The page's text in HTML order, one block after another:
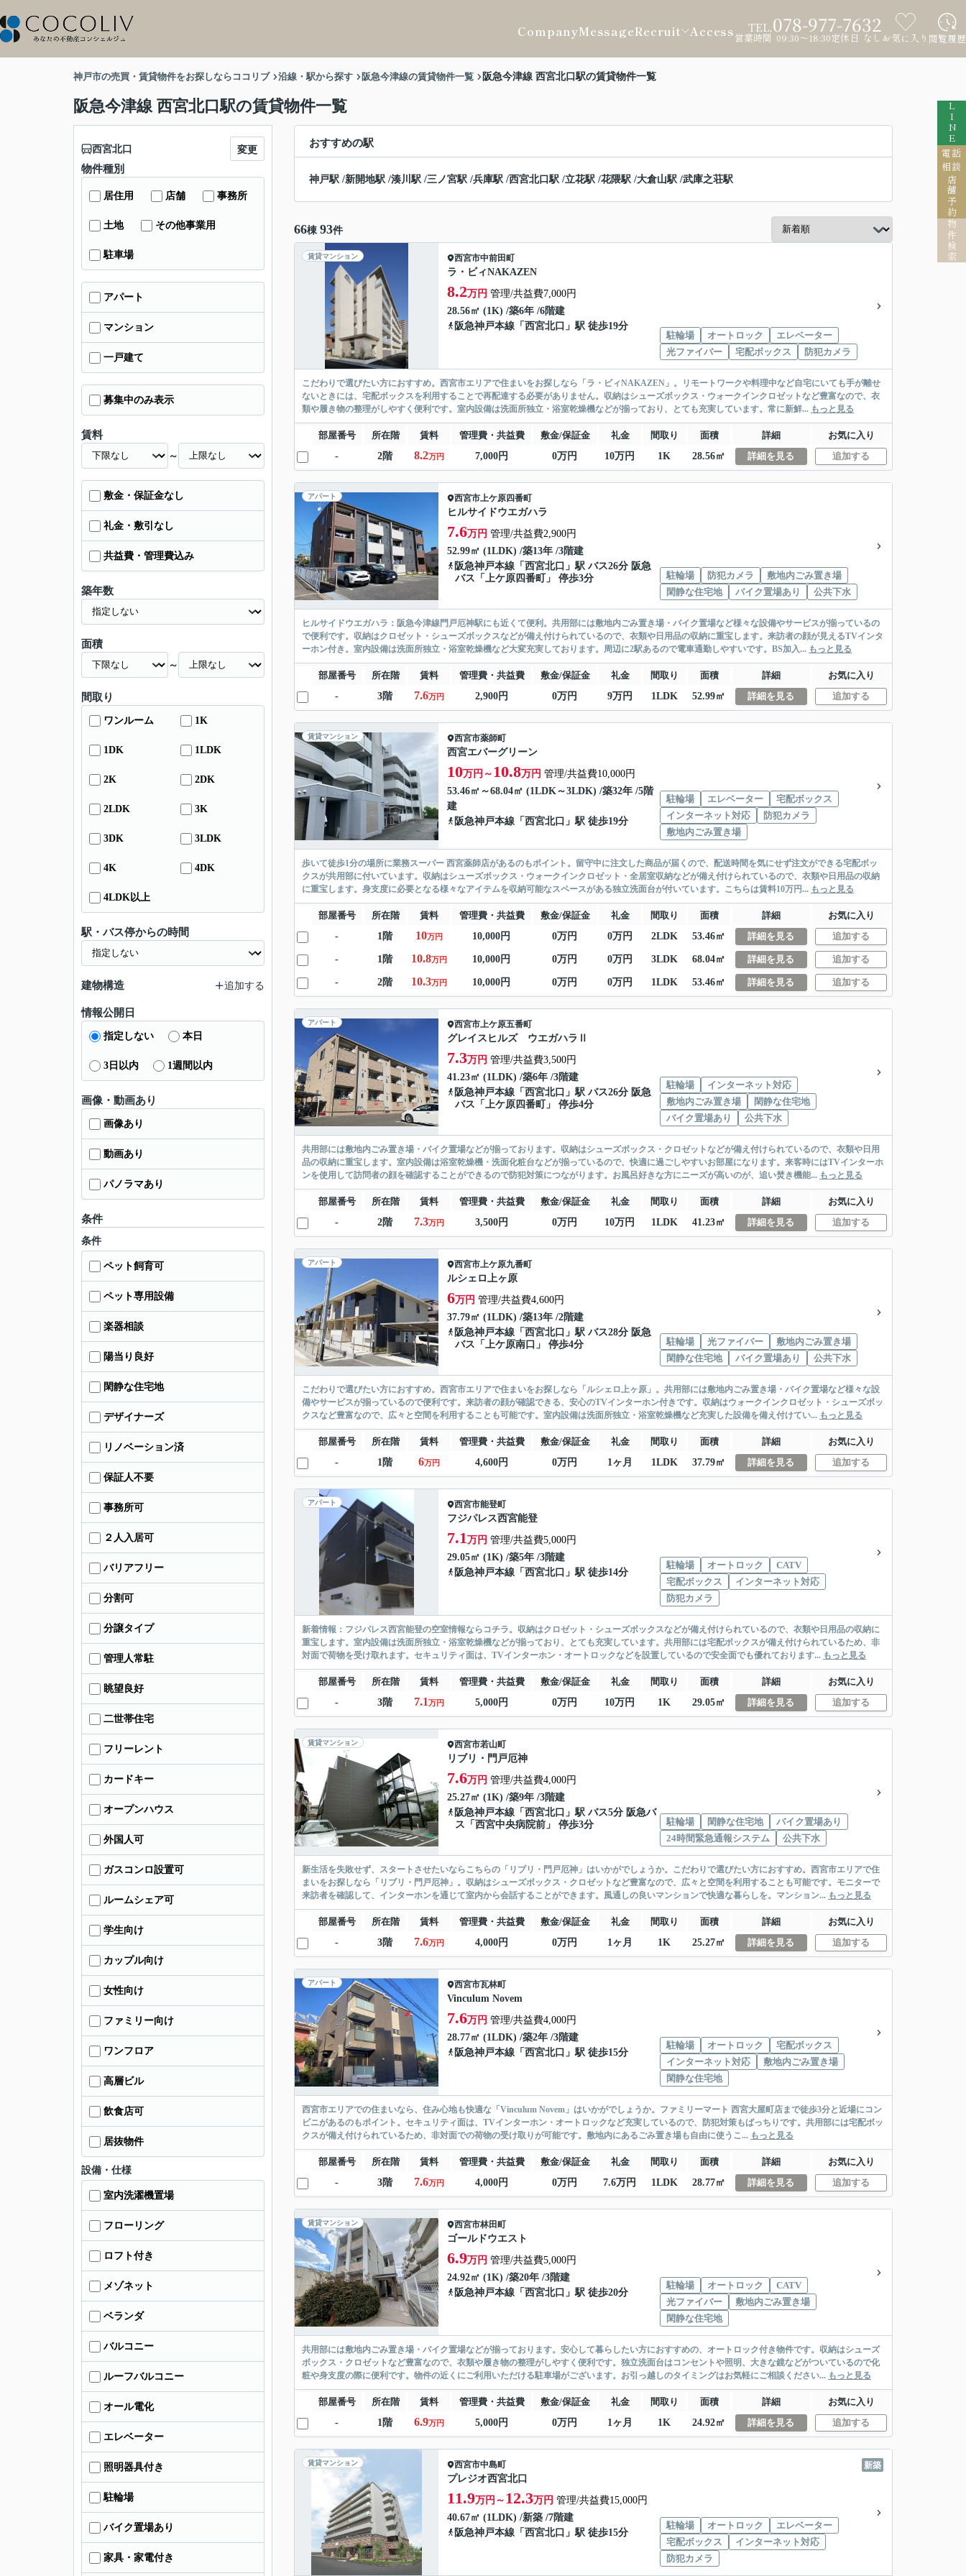
CompanyMessageRecruit Access TEL.078-977-7632
営業時間 09:30～18:30定休日 なし お気に入り 閲覧履歴
LINE
電話
相談
店舗予約
物件検索
神戸市の売買・賃貸物件をお探しならココリブ 沿線・駅から探す 阪急今津線の賃貸物件一覧 阪急今津線 西宮北口駅の賃貸物件一覧
阪急今津線 西宮北口駅の賃貸物件一覧
おすすめの駅
神戸駅 /新開地駅 /湊川駅 /三ノ宮駅 /兵庫駅 /西宮北口駅 /立花駅 /花隈駅 /大倉山駅 /武庫之荘駅
66棟 93件
賃貸マンション 西宮市中前田町
ラ・ビィNAKAZEN
8.2万円 管理/共益費7,000円
28.56㎡ (1K) /築6年 /6階建
阪急神戸本線 「 西宮北口 」駅 徒歩19分
駐輪場
オートロック
エレベーター
光ファイバー
宅配ボックス 防犯カメラ
こだわりで選びたい方におすすめ。西宮市エリアで住まいをお探しなら「ラ・ビィNAKAZEN」。リモートワークや料理中など自宅にいても手が離せ
ないときには、宅配ボックスを利用することで再配達する必要がありません。収納はシューズボックス・ウォークインクロゼットなど豊富なので、衣
類や履き物の整理がしやすく便利です。室内設備は洗面所独立・浴室乾燥機などが揃っており、とても充実しています。常に新鮮... もっと見る
部屋番号 所在階 賃料 管理費・共益費 敷金/保証金 礼金 間取り 面積 詳細
お気に入り
-
2階 8.2万円 7,000円 0万円 10万円 1K 28.56㎡ 詳細を見る 追加する
アパート 西宮市上ケ原四番町
ヒルサイドウエガハラ
7.6万円 管理/共益費2,900円
52.99㎡ (1LDK) /築13年 /3階建
阪急神戸本線 「 西宮北口 」駅 バス26分 阪急
バス「上ケ原四番町」 停歩3分
駐輪場 防犯カメラ
敷地内ごみ置き場
閑静な住宅地
バイク置場あり 公共下水
ヒルサイドウエガハラ：阪急今津線門戸厄神駅にも近くて便利。共用部には敷地内ごみ置き場・バイク置場など様々な設備やサービスが揃っているの
で便利です。収納はクロゼット・シューズボックスなどが備え付けられているので、衣類や日用品の収納に重宝します。来訪者の顔が見えるTVインタ
ーホン付き。室内設備は洗面所独立・浴室乾燥機など大変充実しております。周辺に2駅あるので電車通勤しやすいです。BS加入... もっと見る
部屋番号 所在階 賃料 管理費・共益費 敷金/保証金 礼金 間取り 面積 詳細
お気に入り
-
3階 7.6万円 2,900円 0万円 9万円 1LDK 52.99㎡ 詳細を見る 追加する
賃貸マンション 西宮市薬師町
西宮エバーグリーン
10万円～ 10.8万円 管理/共益費10,000円
53.46㎡～68.04㎡ (1LDK～3LDK) /築32年 /5階
建
阪急神戸本線 「 西宮北口 」駅 徒歩19分
駐輪場 エレベーター
宅配ボックス
インターネット対応
防犯カメラ
敷地内ごみ置き場
歩いて徒歩1分の場所に業務スーパー 西宮薬師店があるのもポイント。留守中に注文した商品が届くので、配送時間を気にせず注文ができる宅配ボッ
クスが共用部に付いています。収納はシューズボックス・ウォークインクロゼット・全居室収納などが備え付けられているので、衣類や日用品の収納
に重宝します。身支度に必要となる様々なアイテムを収納可能なスペースがある独立洗面台が付いています。こちらは賃料10万円... もっと見る
部屋番号 所在階 賃料 管理費・共益費 敷金/保証金 礼金 間取り 面積 詳細
お気に入り
-
1階 10万円 10,000円 0万円 0万円 2LDK 53.46㎡ 詳細を見る 追加する
- 1階 10.8万円 10,000円 0万円 0万円 3LDK 68.04㎡ 詳細を見る 追加する
- 2階 10.3万円 10,000円 0万円 0万円 1LDK 53.46㎡ 詳細を見る 追加する
アパート 西宮市上ケ原五番町
グレイスヒルズ ウエガハラⅡ
7.3万円 管理/共益費3,500円
41.23㎡ (1LDK) /築6年 /3階建
阪急神戸本線 「 西宮北口 」駅 バス26分 阪急
バス「上ケ原四番町」 停歩4分
駐輪場
インターネット対応
敷地内ごみ置き場
閑静な住宅地
バイク置場あり
公共下水
共用部には敷地内ごみ置き場・バイク置場などが揃っております。収納はシューズボックス・クロゼットなどが備え付けられているので、衣類や日用
品の収納に重宝します。室内設備は浴室乾燥機・洗面化粧台などが揃っているので、快適に過ごしやすいお部屋になります。来客時にはTVインターホ
ンを使用して訪問者の顔を確認することができるので防犯対策につながります。お風呂好きな方にニーズが高いのが、追い焚き機能... もっと見る
部屋番号 所在階 賃料 管理費・共益費 敷金/保証金 礼金 間取り 面積 詳細
お気に入り
-
2階 7.3万円 3,500円 0万円 10万円 1LDK 41.23㎡ 詳細を見る 追加する
アパート 西宮市上ケ原九番町
ルシェロ上ヶ原
6万円 管理/共益費4,600円
37.79㎡ (1LDK) /築13年 /2階建
阪急神戸本線 「 西宮北口 」駅 バス28分 阪急
バス「上ケ原南口」 停歩4分
駐輪場 光ファイバー
敷地内ごみ置き場
閑静な住宅地
バイク置場あり 公共下水
こだわりで選びたい方におすすめ。西宮市エリアで住まいをお探しなら「ルシェロ上ヶ原」。共用部には敷地内ごみ置き場・バイク置場など様々な設
備やサービスが揃っているので便利です。来訪者の顔が確認できる、安心のTVインターホン付きです。収納はウォークインクロゼット・シューズボッ
クスなど豊富なので、広々と空間を利用することも可能です。室内設備は洗面所独立・浴室乾燥機など充実した設備を備え付けてい... もっと見る
部屋番号 所在階 賃料 管理費・共益費 敷金/保証金 礼金 間取り 面積 詳細
お気に入り
-
1階 6万円 4,600円 0万円 1ヶ月 1LDK 37.79㎡ 詳細を見る 追加する
アパート 西宮市能登町
フジパレス西宮能登
7.1万円 管理/共益費5,000円
29.05㎡ (1K) /築5年 /3階建
阪急神戸本線 「 西宮北口 」駅 徒歩14分
駐輪場 オートロック
CATV
宅配ボックス
インターネット対応
防犯カメラ
新着情報：フジパレス西宮能登の空室情報ならコチラ。収納はクロゼット・シューズボックスなどが備え付けられているので、衣類や日用品の収納に
重宝します。室内設備は洗面所独立・浴室乾燥機などが揃っており、とても充実しています。共用部には宅配ボックスが備え付けられているため、非
対面で荷物を受け取れます。セキュリティ面は、TVインターホン・オートロックなどを設置しているので安全面でも優れております... もっと見る
部屋番号 所在階 賃料 管理費・共益費 敷金/保証金 礼金 間取り 面積 詳細
お気に入り
-
3階 7.1万円 5,000円 0万円 10万円 1K 29.05㎡ 詳細を見る 追加する
賃貸マンション 西宮市若山町
リブリ・門戸厄神
7.6万円 管理/共益費4,000円
25.27㎡ (1K) /築9年 /3階建
阪急神戸本線 「 西宮北口 」駅 バス5分 阪急バ
ス「西宮中央病院前」 停歩3分
駐輪場 閑静な住宅地
バイク置場あり
24時間緊急通報システム
公共下水
新生活を失敗せず、スタートさせたいならこちらの「リブリ・門戸厄神」はいかがでしょうか。こだわりで選びたい方におすすめ。西宮市エリアで住
まいをお探しなら「リブリ・門戸厄神」。収納はシューズボックス・クロゼットなど豊富なので、広々と空間を利用することも可能です。モニターで
来訪者を確認して、インターホンを通じて室内から会話することができます。風通しの良いマンションで快適な暮らしを。マンション... もっと見る
部屋番号 所在階 賃料 管理費・共益費 敷金/保証金 礼金 間取り 面積 詳細
お気に入り
-
3階 7.6万円 4,000円 0万円 1ヶ月 1K 25.27㎡ 詳細を見る 追加する
アパート 西宮市瓦林町
Vinculum Novem
7.6万円 管理/共益費4,000円
28.77㎡ (1LDK) /築2年 /3階建
阪急神戸本線 「 西宮北口 」駅 徒歩15分
駐輪場 オートロック
宅配ボックス
インターネット対応
敷地内ごみ置き場
閑静な住宅地
西宮市エリアでの住まいなら、住み心地も快適な「Vinculum Novem」はいかがでしょうか。ファミリーマート 西宮大屋町店まで徒歩3分と近場にコン
ビニがあるのもポイント。セキュリティ面は、TVインターホン・オートロックなど充実しているので、防犯対策もばっちりです。共用部には宅配ボッ
クスが備え付けられているため、非対面での荷物の受け取りが可能です。敷地内にあるごみ置き場も自由に使うこ... もっと見る
部屋番号 所在階 賃料 管理費・共益費 敷金/保証金 礼金 間取り 面積 詳細
お気に入り
-
3階 7.6万円 4,000円 0万円 7.6万円 1LDK 28.77㎡ 詳細を見る 追加する
賃貸マンション 西宮市林田町
ゴールドウエスト
6.9万円 管理/共益費5,000円
24.92㎡ (1K) /築20年 /3階建
阪急神戸本線 「 西宮北口 」駅 徒歩20分
駐輪場 オートロック
CATV
光ファイバー
敷地内ごみ置き場
閑静な住宅地
共用部には敷地内ごみ置き場・バイク置場などが揃っております。安心して暮らしたい方におすすめの、オートロック付き物件です。収納はシューズ
ボックス・クロゼットなど豊富なので、衣類や履き物の整理がしやすく便利です。独立洗面台はコンセントや照明、大きな鏡などがついているので化
粧や身支度の際に便利です。物件の近くにご利用いただける駐車場がございます。お引っ越しのタイミングはお気軽にご相談ください... もっと見る
部屋番号 所在階 賃料 管理費・共益費 敷金/保証金 礼金 間取り 面積 詳細
お気に入り
-
1階 6.9万円 5,000円 0万円 1ヶ月 1K 24.92㎡ 詳細を見る 追加する
賃貸マンション 新築
西宮市中島町
プレジオ西宮北口
11.9万円～ 12.3万円 管理/共益費15,000円
40.67㎡ (1LDK) /新築 /7階建
阪急神戸本線 「 西宮北口 」駅 徒歩15分
駐輪場 オートロック
エレベーター
宅配ボックス
インターネット対応
防犯カメラ
西宮北口 変更
物件種別
居住用 店舗 事務所
土地 その他事業用
駐車場
アパート
マンション
一戸建て
募集中のみ表示
賃料
～
敷金・保証金なし
礼金・敷引なし
共益費・管理費込み
築年数
面積
～
間取り
ワンルーム 1K
1DK 1LDK
2K 2DK
2LDK 3K
3DK 3LDK
4K 4DK
4LDK以上
駅・バス停からの時間
建物構造 追加する
情報公開日
指定しない 本日
3日以内 1週間以内
画像・動画あり
画像あり
動画あり
パノラマあり
条件
条件
ペット飼育可
ペット専用設備
楽器相談
陽当り良好
閑静な住宅地
デザイナーズ
リノベーション済
保証人不要
事務所可
２人入居可
バリアフリー
分割可
分譲タイプ
管理人常駐
眺望良好
二世帯住宅
フリーレント
カードキー
オープンハウス
外国人可
ガスコンロ設置可
ルームシェア可
学生向け
カップル向け
女性向け
ファミリー向け
ワンフロア
高層ビル
飲食店可
居抜物件
設備・仕様
室内洗濯機置場
フローリング
ロフト付き
メゾネット
ベランダ
バルコニー
ルーフバルコニー
オール電化
エレベーター
照明器具付き
駐輪場
バイク置場あり
家具・家電付き